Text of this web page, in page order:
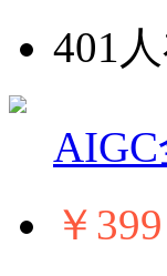
401
￥399